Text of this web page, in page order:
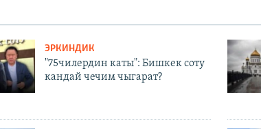
ЭРКИНДИК
"75чилердин каты": Бишкек соту
кандай чечим чыгарат?